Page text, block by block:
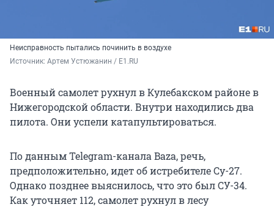
Неисправность пытались починить в воздухе
Источник: Артем Устюжанин / E1.RU
Военный самолет рухнул в Кулебакском районе в
Нижегородской области. Внутри находились два
пилота. Они успели катапультироваться.
По данным Telegram-канала Baza, речь,
предположительно, идет об истребителеСу-27.
Однако позднее выяснилось, что это был СУ-34.
Как уточняет 112, самолет рухнул в лесу